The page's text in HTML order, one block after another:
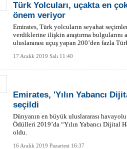
Türk Yolcuları, uçakta en
önem veriyor
Emirates, Türk yolcuların seyahat
verdiklerine ilişkin araştırma bulgularını
uluslararası uçuş yapan 200’den fazla
17 Aralık 2019 Salı 11:40
Emirates, 'Yılın Yabancı
seçildi
Dünyanın en büyük uluslararası
Ödülleri 2019’da “Yılın Yabancı Dijital
oldu.
16 Aralık 2019 Pazartesi 16:37